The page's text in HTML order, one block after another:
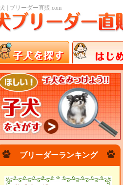
| ブリーダー直販.com
ブリーダーランキング